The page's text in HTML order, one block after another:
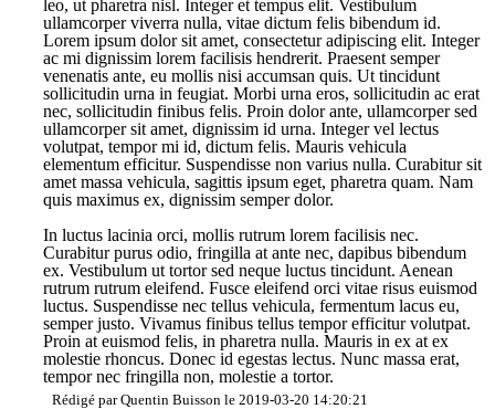
leo, ut pharetra nisl. Integer et tempus elit. Vestibulum
ullamcorper viverra nulla, vitae dictum felis bibendum id.
Lorem ipsum dolor sit amet, consectetur adipiscing elit. Integer
ac mi dignissim lorem facilisis hendrerit. Praesent semper
venenatis ante, eu mollis nisi accumsan quis. Ut tincidunt
sollicitudin urna in feugiat. Morbi urna eros, sollicitudin ac erat
nec, sollicitudin finibus felis. Proin dolor ante, ullamcorper sed
ullamcorper sit amet, dignissim id urna. Integer vel lectus
volutpat, tempor mi id, dictum felis. Mauris vehicula
elementum efficitur. Suspendisse non varius nulla. Curabitur sit
amet massa vehicula, sagittis ipsum eget, pharetra quam. Nam
quis maximus ex, dignissim semper dolor.
In luctus lacinia orci, mollis rutrum lorem facilisis nec.
Curabitur purus odio, fringilla at ante nec, dapibus bibendum
ex. Vestibulum ut tortor sed neque luctus tincidunt. Aenean
rutrum rutrum eleifend. Fusce eleifend orci vitae risus euismod
luctus. Suspendisse nec tellus vehicula, fermentum lacus eu,
semper justo. Vivamus finibus tellus tempor efficitur volutpat.
Proin at euismod felis, in pharetra nulla. Mauris in ex at ex
molestie rhoncus. Donec id egestas lectus. Nunc massa erat,
tempor nec fringilla non, molestie a tortor.
Rédigé par Quentin Buisson le 2019-03-20 14:20:21